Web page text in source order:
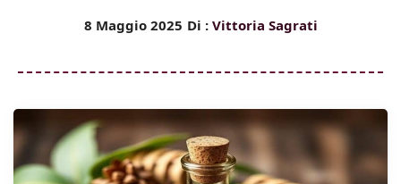
8 Maggio 2025 Di : Vittoria Sagrati